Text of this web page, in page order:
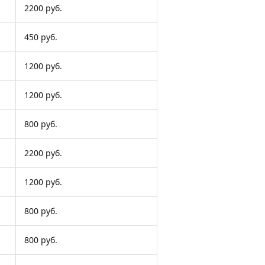
2200 руб.
450 руб.
1200 руб.
1200 руб.
800 руб.
2200 руб.
1200 руб.
800 руб.
800 руб.